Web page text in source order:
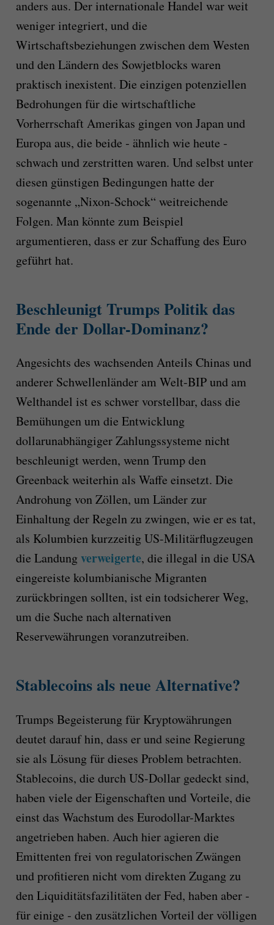
anders aus. Der internationale Handel war weit
weniger integriert, und die
Wirtschaftsbeziehungen zwischen dem Westen
und den Ländern des Sowjetblocks waren
praktisch inexistent. Die einzigen potenziellen
Bedrohungen für die wirtschaftliche
Vorherrschaft Amerikas gingen von Japan und
Europa aus, die beide ‑ ähnlich wie heute ‑
schwach und zerstritten waren. Und selbst unter
diesen günstigen Bedingungen hatte der
sogenannte „Nixon-Schock“ weitreichende
Folgen. Man könnte zum Beispiel
argumentieren, dass er zur Schaffung des Euro
geführt hat.
Beschleunigt Trumps Politik das
Ende der Dollar-Dominanz?
Angesichts des wachsenden Anteils Chinas und
anderer Schwellenländer am Welt-BIP und am
Welthandel ist es schwer vorstellbar, dass die
Bemühungen um die Entwicklung
dollarunabhängiger Zahlungssysteme nicht
beschleunigt werden, wenn Trump den
Greenback weiterhin als Waffe einsetzt. Die
Androhung von Zöllen, um Länder zur
Einhaltung der Regeln zu zwingen, wie er es tat,
als Kolumbien kurzzeitig US-Militärflugzeugen
die Landungverweigerte, die illegal in die USA
eingereiste kolumbianische Migranten
zurückbringen sollten, ist ein todsicherer Weg,
um die Suche nach alternativen
Reservewährungen voranzutreiben.
Stablecoins als neue Alternative?
Trumps Begeisterung für Kryptowährungen
deutet darauf hin, dass er und seine Regierung
sie als Lösung für dieses Problem betrachten.
Stablecoins, die durch US-Dollar gedeckt sind,
haben viele der Eigenschaften und Vorteile, die
einst das Wachstum des Eurodollar-Marktes
angetrieben haben. Auch hier agieren die
Emittenten frei von regulatorischen Zwängen
und profitieren nicht vom direkten Zugang zu
den Liquiditätsfazilitäten der Fed, haben aber ‑
für einige ‑ den zusätzlichen Vorteil der völligen